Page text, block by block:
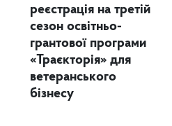
реєстрація на третій
сезон освітньо-
грантової програми
«Траєкторія» для
ветеранського
бізнесу